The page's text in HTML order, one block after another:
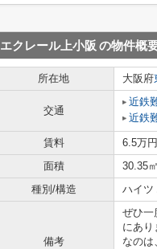
エクレール上小阪 の物件概
所在地 大阪府
交通
近鉄
近鉄
賃料 6.5万円
面積
30.35㎡
種別/構造
ハイツ
備考
ぜひ一
にあり
なのは